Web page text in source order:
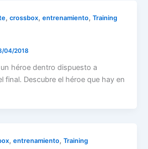
,crossbox,entrenamiento,Training
04/2018
héroe dentro dispuesto a
final. Descubre el héroe que hay en
,entrenamiento,Training